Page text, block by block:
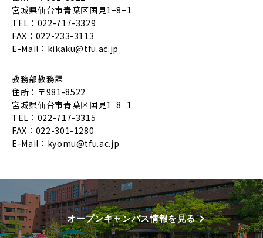
宮城県仙台市青葉区国見1−8−1
TEL：022-717-3329
FAX：022-233-3113
E-Mail： kikaku@tfu.ac.jp
教務部教務課
住所：〒981-8522
宮城県仙台市青葉区国見1−8−1
TEL：022-717-3315
FAX：022-301-1280
E-Mail： kyomu@tfu.ac.jp
オープンキャンパス情報を見る